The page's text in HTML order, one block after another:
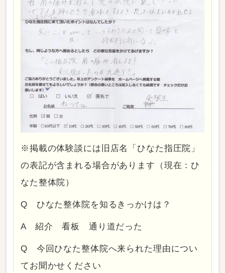
※掲載の体験談には旧店名「ひなた指圧院」
の表記が含まれる場合があります（現在：ひ
なた整体院）
Q ひなた整体院を知るきっかけは？
A 紹介 看板 通り道だった
Q 今回ひなた整体院へ来られた理由につい
てお聞かせください